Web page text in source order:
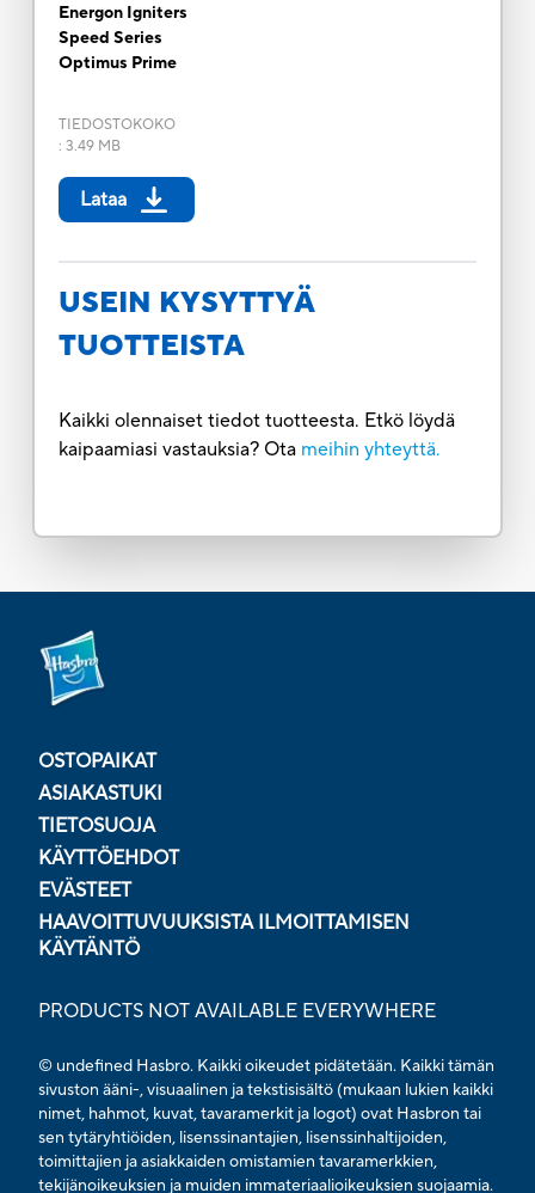
Energon Igniters
Speed Series
Optimus Prime
TIEDOSTOKOKO
: 3.49 MB
Lataa
USEIN KYSYTTYÄ
TUOTTEISTA
Kaikki olennaiset tiedot tuotteesta. Etkö löydä
kaipaamiasi vastauksia? Ota meihin yhteyttä.
OSTOPAIKAT
ASIAKASTUKI
TIETOSUOJA
KÄYTTÖEHDOT
EVÄSTEET
HAAVOITTUVUUKSISTA ILMOITTAMISEN
KÄYTÄNTÖ
PRODUCTS NOT AVAILABLE EVERYWHERE
© undefined Hasbro. Kaikki oikeudet pidätetään. Kaikki tämän
sivuston ääni-, visuaalinen ja tekstisisältö (mukaan lukien kaikki
nimet, hahmot, kuvat, tavaramerkit ja logot) ovat Hasbron tai
sen tytäryhtiöiden, lisenssinantajien, lisenssinhaltijoiden,
toimittajien ja asiakkaiden omistamien tavaramerkkien,
tekijänoikeuksien ja muiden immateriaalioikeuksien suojaamia.